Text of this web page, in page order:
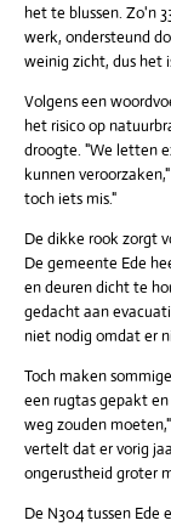
het te blussen. Zo'n
werk, ondersteund
weinig zicht, dus het
Volgens een
het risico op
droogte. "We letten
kunnen
toch iets mis."
De dikke rook zorgt
De gemeente Ede
en deuren dicht te
gedacht aan
niet nodig omdat er
Toch maken
een rugtas gepakt
weg zouden
vertelt dat er vorig
ongerustheid groter
De N304 tussen Ede